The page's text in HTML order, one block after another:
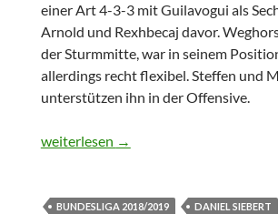
einer Art 4-3-3 mit Guilavogui als
Arnold und Rexhbecaj davor.
der Sturmmitte, war in seinem
allerdings recht flexibel. Steffen und
unterstützen ihn in der Offensive.
Bundesliga: RB Leipzig vs. VfL
weiterlesen →
BUNDESLIGA 2018/2019
DANIEL SIEBERT